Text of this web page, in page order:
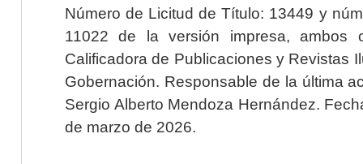
Número de Licitud de Título: 13449 y
11022 de la versión impresa, ambos
Calificadora de Publicaciones y Revistas
Gobernación. Responsable de la última
Sergio Alberto Mendoza Hernández.
de marzo de 2026.